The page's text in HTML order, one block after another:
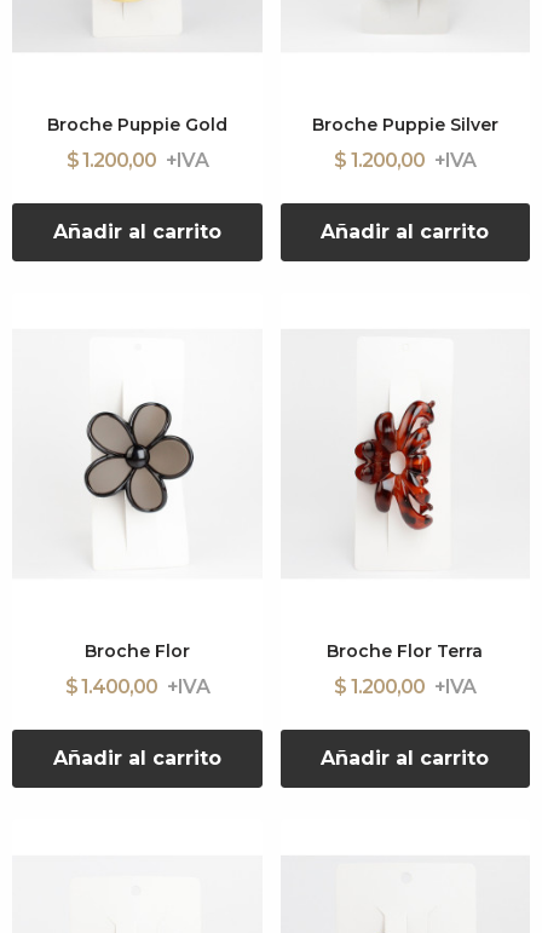
Broche Puppie Gold
$ 1.200,00
Añadir al carrito
Broche Puppie Silver
$ 1.200,00
Añadir al carrito
Broche Flor
$ 1.400,00
Añadir al carrito
Broche Flor Terra
$ 1.200,00
Añadir al carrito